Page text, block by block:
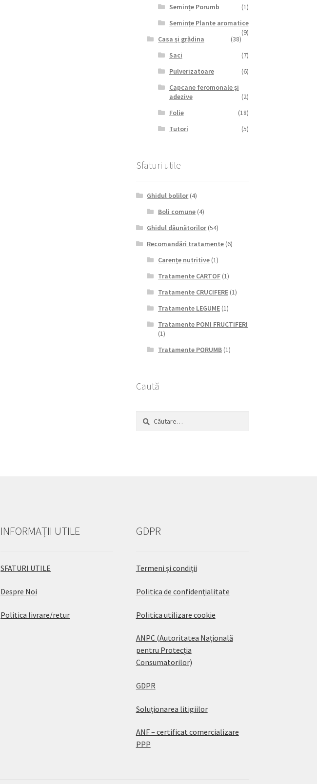
Semințe Porumb
(1)
Semințe Plante aromatice
(9)
Casa și grădina
(38)
Saci
(7)
Pulverizatoare
(6)
Capcane feromonale și
adezive
(2)
Folie
(18)
Tutori
(5)
Sfaturi utile
Ghidul bolilor(4)
Boli comune(4)
Ghidul dăunătorilor(54)
Recomandări tratamente (6)
Carențe nutritive(1)
Tratamente CARTOF(1)
Tratamente CRUCIFERE(1)
Tratamente LEGUME(1)
Tratamente POMI FRUCTIFERI
(1)
Tratamente PORUMB(1)
Caută
Caută
INFORMAȚII UTILE
SFATURI UTILE
Despre Noi
Politica livrare/retur
GDPR
Termeni și condiții
Politica de confidențialitate
Politica utilizare cookie
ANPC (Autoritatea Națională
pentru Protecția
Consumatorilor)
GDPR
Soluționarea litigiilor
ANF – certificat comercializare
PPP